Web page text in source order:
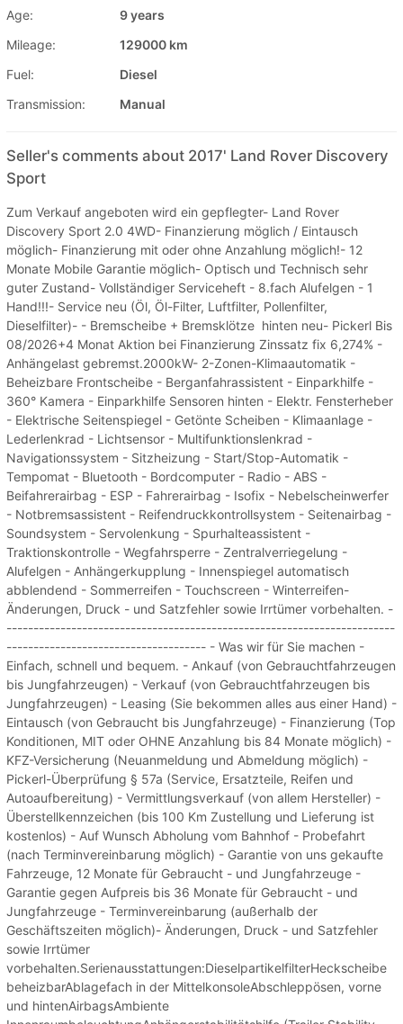
Age:
9 years
Mileage:
129000 km
Fuel:
Diesel
Transmission:
Manual
Seller's comments about 2017' Land Rover Discovery
Sport
Zum Verkauf angeboten wird ein gepflegter- Land Rover
Discovery Sport 2.0 4WD- Finanzierung möglich / Eintausch
möglich- Finanzierung mit oder ohne Anzahlung möglich!- 12
Monate Mobile Garantie möglich- Optisch und Technisch sehr
guter Zustand- Vollständiger Serviceheft - 8.fach Alufelgen - 1
Hand!!!- Service neu (Öl, Öl-Filter, Luftfilter, Pollenfilter,
Dieselfilter)- - Bremscheibe + Bremsklötze hinten neu- Pickerl Bis
08/2026+4 Monat Aktion bei Finanzierung Zinssatz fix 6,274% -
Anhängelast gebremst.2000kW- 2-Zonen-Klimaautomatik -
Beheizbare Frontscheibe - Berganfahrassistent - Einparkhilfe -
360° Kamera - Einparkhilfe Sensoren hinten - Elektr. Fensterheber
- Elektrische Seitenspiegel - Getönte Scheiben - Klimaanlage -
Lederlenkrad - Lichtsensor - Multifunktionslenkrad -
Navigationssystem - Sitzheizung - Start/Stop-Automatik -
Tempomat - Bluetooth - Bordcomputer - Radio - ABS -
Beifahrerairbag - ESP - Fahrerairbag - Isofix - Nebelscheinwerfer
- Notbremsassistent - Reifendruckkontrollsystem - Seitenairbag -
Soundsystem - Servolenkung - Spurhalteassistent -
Traktionskontrolle - Wegfahrsperre - Zentralverriegelung -
Alufelgen - Anhängerkupplung - Innenspiegel automatisch
abblendend - Sommerreifen - Touchscreen - Winterreifen-
Änderungen, Druck - und Satzfehler sowie Irrtümer vorbehalten. -
------------------------------------------------------------------------
------------------------------------- - Was wir für Sie machen -
Einfach, schnell und bequem. - Ankauf (von Gebrauchtfahrzeugen
bis Jungfahrzeugen) - Verkauf (von Gebrauchtfahrzeugen bis
Jungfahrzeugen) - Leasing (Sie bekommen alles aus einer Hand) -
Eintausch (von Gebraucht bis Jungfahrzeuge) - Finanzierung (Top
Konditionen, MIT oder OHNE Anzahlung bis 84 Monate möglich) -
KFZ-Versicherung (Neuanmeldung und Abmeldung möglich) -
Pickerl-Überprüfung § 57a (Service, Ersatzteile, Reifen und
Autoaufbereitung) - Vermittlungsverkauf (von allem Hersteller) -
Überstellkennzeichen (bis 100 Km Zustellung und Lieferung ist
kostenlos) - Auf Wunsch Abholung vom Bahnhof - Probefahrt
(nach Terminvereinbarung möglich) - Garantie von uns gekaufte
Fahrzeuge, 12 Monate für Gebraucht - und Jungfahrzeuge -
Garantie gegen Aufpreis bis 36 Monate für Gebraucht - und
Jungfahrzeuge - Terminvereinbarung (außerhalb der
Geschäftszeiten möglich)- Änderungen, Druck - und Satzfehler
sowie Irrtümer
vorbehalten.Serienausstattungen:DieselpartikelfilterHeckscheibe
beheizbarAblagefach in der MittelkonsoleAbschleppösen, vorne
und hintenAirbagsAmbiente